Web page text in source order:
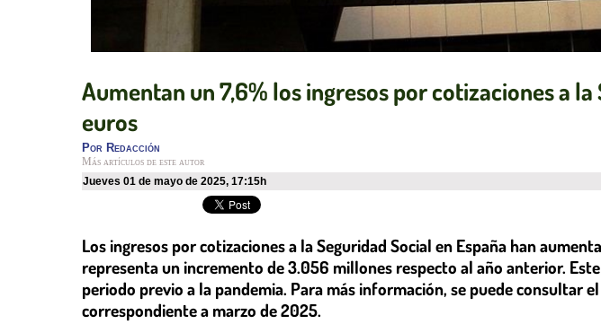
Aumentan un 7,6% los ingresos por cotizaciones a
euros
Por Redacción
Más artículos de este autor
jueves 01 de mayo de 2025, 17:15h
Los ingresos por cotizaciones a la Seguridad Social en España han
representa un incremento de 3.056 millones respecto al año anterior.
periodo previo a la pandemia. Para más información, se puede consultar
correspondiente a marzo de 2025.